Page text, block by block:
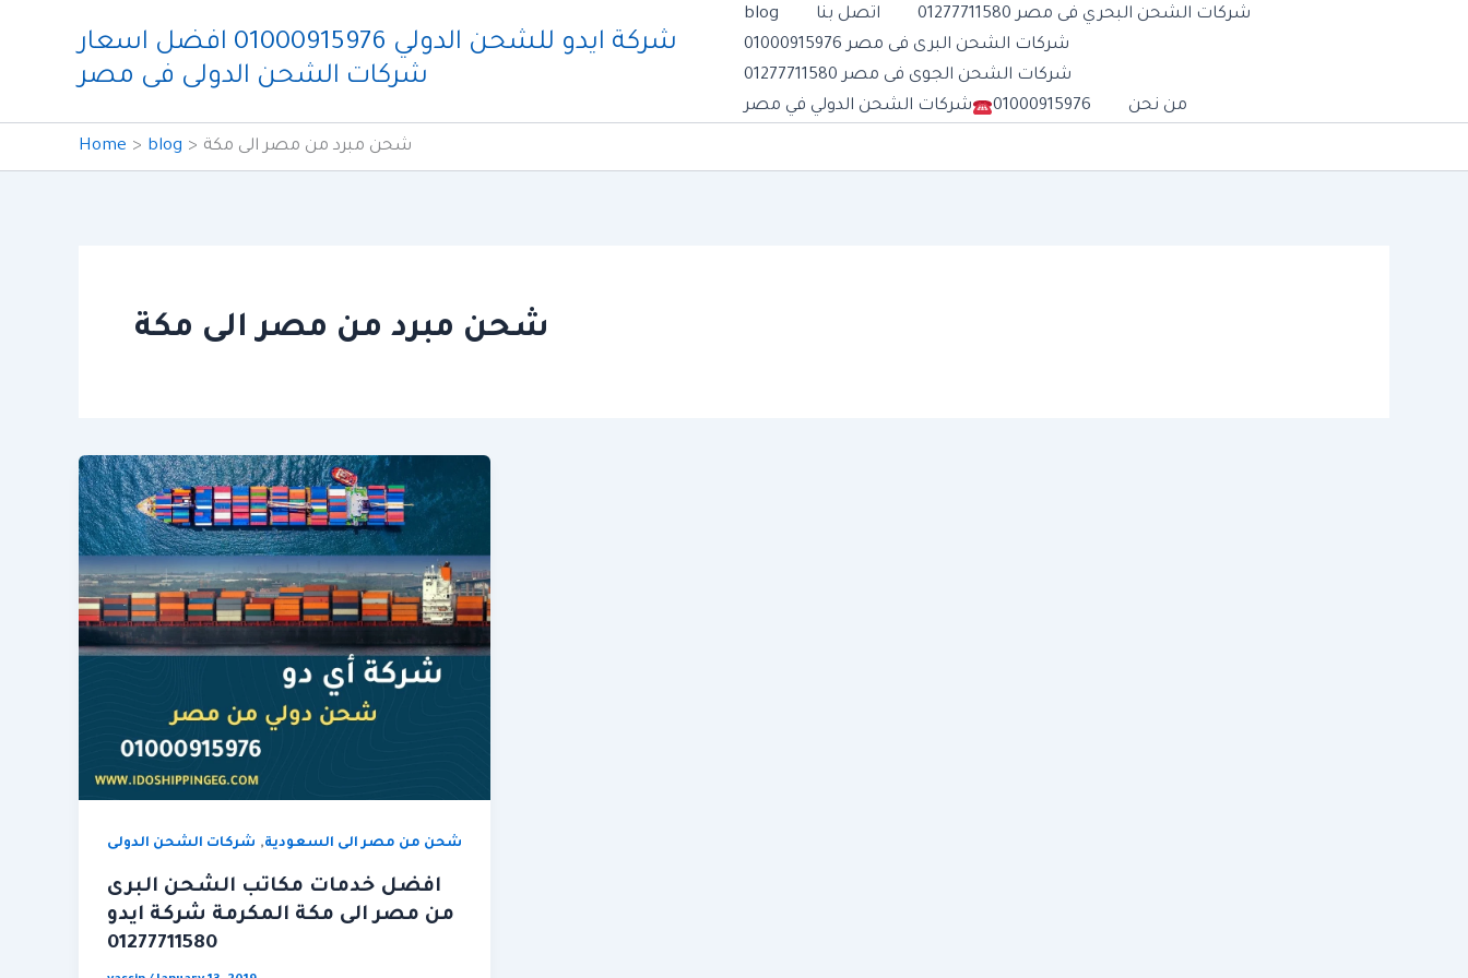
شركة ايدو للشحن الدولي 01000915976 افضل اسعار
شركات الشحن الدولى فى مصر
blog اتصل بنا
شركات الشحن البحري فى مصر 01277711580
شركات الشحن البرى فى مصر 01000915976
شركات الشحن الجوى فى مصر 01277711580
شركات الشحن الدولي في مصر
01000915976 من نحن
Home blog شحن مبرد من مصر الى مكة
شحن مبرد من مصر الى مكة
شحن من مصر الى السعودية, شركات الشحن الدولى
افضل خدمات مكاتب الشحن البرى
من مصر الى مكة المكرمة شركة ايدو
01277711580